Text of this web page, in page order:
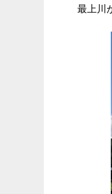
最上川